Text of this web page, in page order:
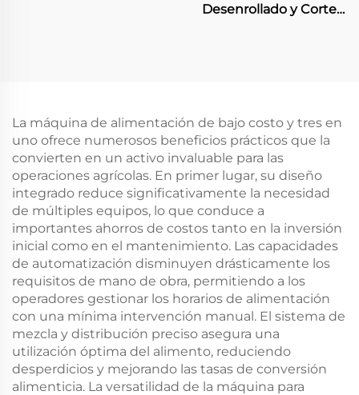
Desenrollado y Corte
La máquina de alimentación de bajo costo y tres en
uno ofrece numerosos beneficios prácticos que la
convierten en un activo invaluable para las
operaciones agrícolas. En primer lugar, su diseño
integrado reduce significativamente la necesidad
de múltiples equipos, lo que conduce a
importantes ahorros de costos tanto en la inversión
inicial como en el mantenimiento. Las capacidades
de automatización disminuyen drásticamente los
requisitos de mano de obra, permitiendo a los
operadores gestionar los horarios de alimentación
con una mínima intervención manual. El sistema de
mezcla y distribución preciso asegura una
utilización óptima del alimento, reduciendo
desperdicios y mejorando las tasas de conversión
alimenticia. La versatilidad de la máquina para